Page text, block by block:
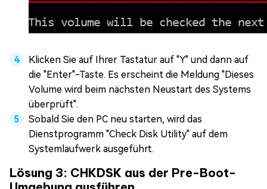
Klicken Sie auf Ihrer Tastatur auf "Y" und dann auf
die "Enter"-Taste. Es erscheint die Meldung "Dieses
Volume wird beim nächsten Neustart des Systems
überprüft".
Sobald Sie den PC neu starten, wird das
Dienstprogramm "Check Disk Utility" auf dem
Systemlaufwerk ausgeführt.
Lösung 3: CHKDSK aus der Pre-Boot-